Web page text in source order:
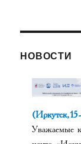
НОВОСТИ
(Иркутск,
Уважаемые